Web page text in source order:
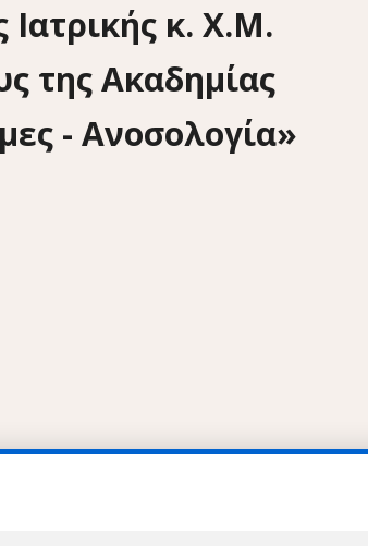
κ. Χ.Μ.
της Ακαδημίας
- Ανοσολογία»